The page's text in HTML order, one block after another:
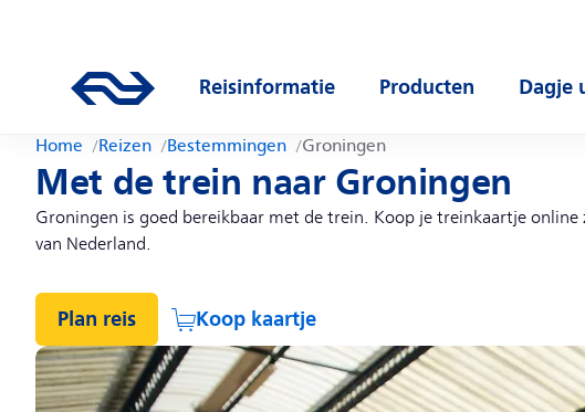
Ga naar de homepage van ns.nl
Reisinformatie
Producten
Dagje
Home Reizen Bestemmingen Groningen
Met de trein naar Groningen
Groningen is goed bereikbaar met de trein. Koop je treinkaartje
van Nederland.
Plan reis Koop kaartje